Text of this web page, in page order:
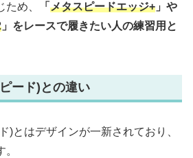
め、 「 メタスピードエッジ+ 」や
」をレースで履きたい人の練習用と
ード)との違い
)とはデザインが一新されており、